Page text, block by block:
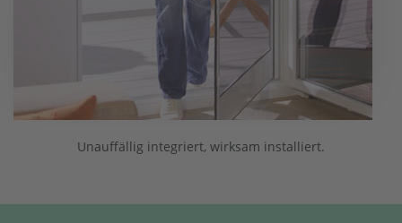
Unauffällig integriert, wirksam installiert.